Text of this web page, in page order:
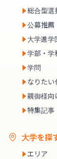
総合型選
公募推薦
大学進学
学部・学
学問
なりたい
親御様向
特集記事
大学を探
エリア